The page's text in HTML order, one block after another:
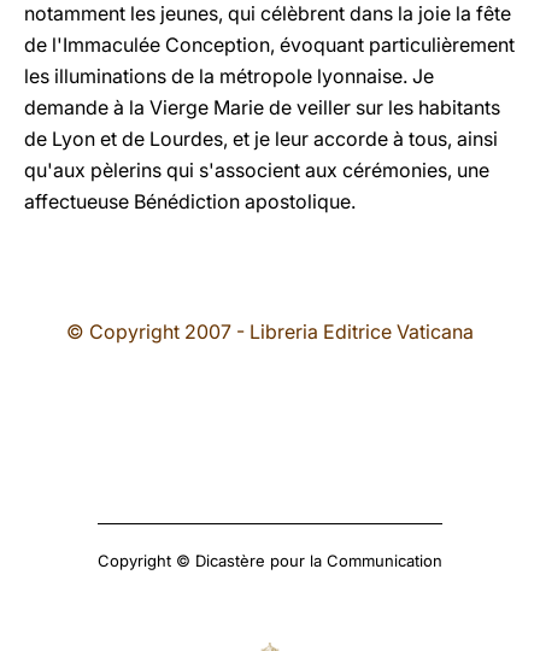
notamment les jeunes, qui célèbrent dans la joie la fête
de l'Immaculée Conception, évoquant particulièrement
les illuminations de la métropole lyonnaise. Je
demande à la Vierge Marie de veiller sur les habitants
de Lyon et de Lourdes, et je leur accorde à tous, ainsi
qu'aux pèlerins qui s'associent aux cérémonies, une
affectueuse Bénédiction apostolique.
© Copyright 2007 - Libreria Editrice Vaticana
Copyright © Dicastère pour la Communication